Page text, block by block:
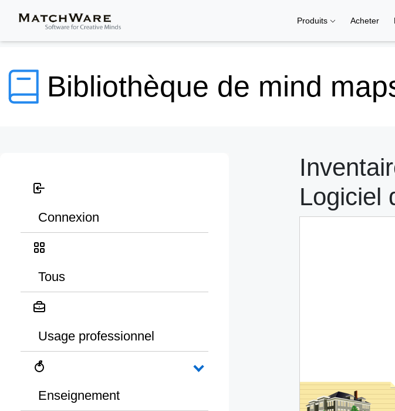
Produits Acheter
Bibliothèque de mind
Connexion
Tous
Usage professionnel
Enseignement
Logiciel